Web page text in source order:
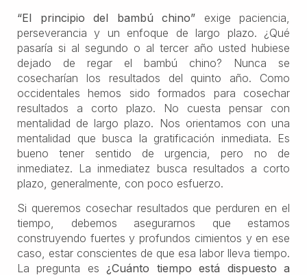
“El principio del bambú chino” exige paciencia,
perseverancia y un enfoque de largo plazo. ¿Qué
pasaría si al segundo o al tercer año usted hubiese
dejado de regar el bambú chino? Nunca se
cosecharían los resultados del quinto año. Como
occidentales hemos sido formados para cosechar
resultados a corto plazo. No cuesta pensar con
mentalidad de largo plazo. Nos orientamos con una
mentalidad que busca la gratificación inmediata. Es
bueno tener sentido de urgencia, pero no de
inmediatez. La inmediatez busca resultados a corto
plazo, generalmente, con poco esfuerzo.
Si queremos cosechar resultados que perduren en el
tiempo, debemos asegurarnos que estamos
construyendo fuertes y profundos cimientos y en ese
caso, estar conscientes de que esa labor lleva tiempo.
La pregunta es ¿Cuánto tiempo está dispuesto a